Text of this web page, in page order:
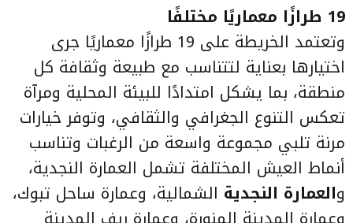
19 طرازًا معماريًا مختلفًا
وتعتمد الخريطة على 19 طرازًا معماريًا جرى
اختيارها بعناية لتتناسب مع طبيعة وثقافة كل
منطقة، بما يشكل امتدادًا للبيئة المحلية ومرآة
تعكس التنوع الجغرافي والثقافي، وتوفر خيارات
مرنة تلبي مجموعة واسعة من الرغبات وتناسب
أنماط العيش المختلفة تشمل العمارة النجدية،
والعمارة النجدية الشمالية، وعمارة ساحل تبوك،